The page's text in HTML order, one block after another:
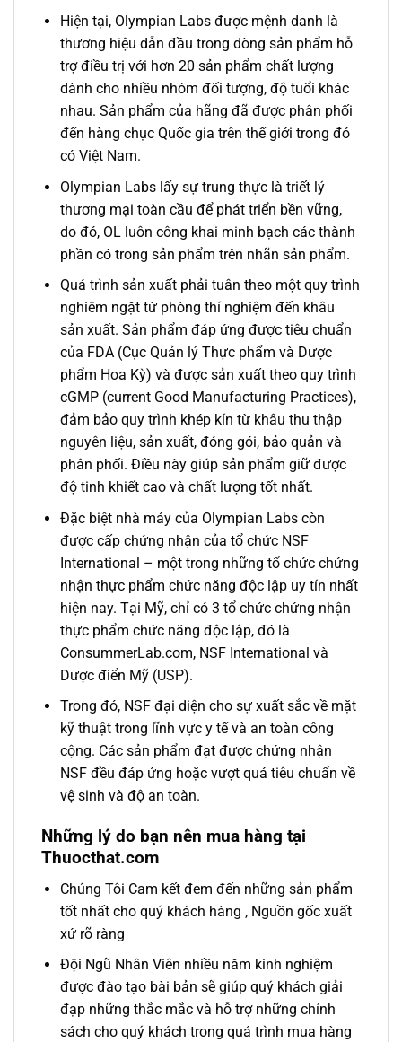
Hiện tại, Olympian Labs được mệnh danh là
thương hiệu dẫn đầu trong dòng sản phẩm hỗ
trợ điều trị với hơn 20 sản phẩm chất lượng
dành cho nhiều nhóm đối tượng, độ tuổi khác
nhau. Sản phẩm của hãng đã được phân phối
đến hàng chục Quốc gia trên thế giới trong đó
có Việt Nam.
Olympian Labs lấy sự trung thực là triết lý
thương mại toàn cầu để phát triển bền vững,
do đó, OL luôn công khai minh bạch các thành
phần có trong sản phẩm trên nhãn sản phẩm.
Quá trình sản xuất phải tuân theo một quy trình
nghiêm ngặt từ phòng thí nghiệm đến khâu
sản xuất. Sản phẩm đáp ứng được tiêu chuẩn
của FDA (Cục Quản lý Thực phẩm và Dược
phẩm Hoa Kỳ) và được sản xuất theo quy trình
cGMP (current Good Manufacturing Practices),
đảm bảo quy trình khép kín từ khâu thu thập
nguyên liệu, sản xuất, đóng gói, bảo quản và
phân phối. Điều này giúp sản phẩm giữ được
độ tinh khiết cao và chất lượng tốt nhất.
Đặc biệt nhà máy của Olympian Labs còn
được cấp chứng nhận của tổ chức NSF
International – một trong những tổ chức chứng
nhận thực phẩm chức năng độc lập uy tín nhất
hiện nay. Tại Mỹ, chỉ có 3 tổ chức chứng nhận
thực phẩm chức năng độc lập, đó là
ConsummerLab.com, NSF International và
Dược điển Mỹ (USP).
Trong đó, NSF đại diện cho sự xuất sắc về mặt
kỹ thuật trong lĩnh vực y tế và an toàn công
cộng. Các sản phẩm đạt được chứng nhận
NSF đều đáp ứng hoặc vượt quá tiêu chuẩn về
vệ sinh và độ an toàn.
Những lý do bạn nên mua hàng tại
Thuocthat.com
Chúng Tôi Cam kết đem đến những sản phẩm
tốt nhất cho quý khách hàng , Nguồn gốc xuất
xứ rõ ràng
Đội Ngũ Nhân Viên nhiều năm kinh nghiệm
được đào tạo bài bản sẽ giúp quý khách giải
đạp những thắc mắc và hỗ trợ những chính
sách cho quý khách trong quá trình mua hàng